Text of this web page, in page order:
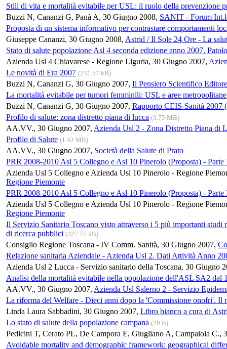
Stili di vita e mortalità evitabile per USL: il ruolo della prevenzione
Buzzi N, Cananzi G, Panà A, 30 Giugno 2008, SANIT - Forum
Proposta di un sistema informativo per contrastare comportamenti
Giuseppe Cananzi, 30 Giugno 2008, Astrid / Il Sole 24 Ore - La
Stato di salute popolazione Asl 4 seconda edizione anno 2007.
Azienda Usl 4 Chiavarese - Regione Liguria, 30 Giugno 2007,
Le novità di Era 2007 (231.57 kB)
Buzzi N, Cananzi G, 30 Giugno 2007, Il Pensiero Scientifico Editore
La mortalità evitabile per tumori femminili: USL e aree metropolitane
Buzzi N, Cananzi G, 30 Giugno 2007, Rapporto CEIS-Sanità 2007
Profilo di salute: zona distretto piana di lucca (3.75 MB)
AA.VV., 30 Giugno 2007, Azienda Usl 2 - Zona Distretto Piana di
Profilo di Salute (1.42 MB)
AA.VV., 30 Giugno 2007, Società della Salute di Prato
PRR 2008-2010 Asl 5 Collegno e Asl 10 Pinerolo (Proposta) - Parte
Azienda Usl 5 Collegno e Azienda Usl 10 Pinerolo - Regione
Regione Piemonte
PRR 2008-2010 Asl 5 Collegno e Asl 10 Pinerolo (Proposta) - Parte
Azienda Usl 5 Collegno e Azienda Usl 10 Pinerolo - Regione
Regione Piemonte
Il Servizio Sanitario Toscano visto attraverso i 5 più importanti
di ricerca pubblici (327.77 kB)
Consiglio Regione Toscana - IV Comm. Sanità, 30 Giugno 2007,
Relazione sanitaria Aziendale - Azienda Usl 2. Dati Attività Anno
Azienda Usl 2 Lucca - Servizio sanitario della Toscana, 30 Giugno
Analisi della mortalità evitabile nella popolazione dell'ASL SA2 dal
AA.VV., 30 Giugno 2007, Azienda Usl Salerno 2 - Servizio
La riforma del Welfare - Dieci anni dopo la 'Commissione onofri'. Il
Linda Laura Sabbadini, 30 Giugno 2007, Libro bianco a cura di
Lo stato di salute della popolazione campana (20 B)
Pedicini T, Cerato PL, De Campora E, Giugliano A, Campaiola C.,
Avoidable mortality and demographic framework: geographical